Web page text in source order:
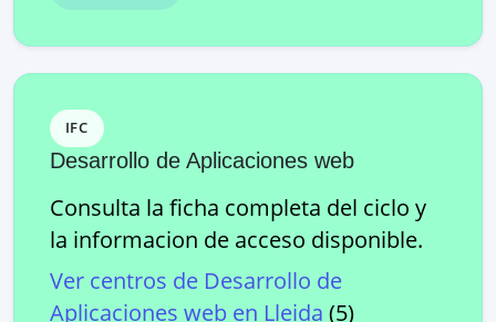
IFC
Desarrollo de Aplicaciones web
Consulta la ficha completa del ciclo y
la informacion de acceso disponible.
Ver centros de Desarrollo de
Aplicaciones web en Lleida (5)